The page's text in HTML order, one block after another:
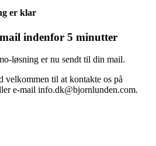
er klar
indenfor 5 minutter
løsning er nu sendt til din mail.
velkommen til at kontakte os på
e-mail info.dk@bjornlunden.com.